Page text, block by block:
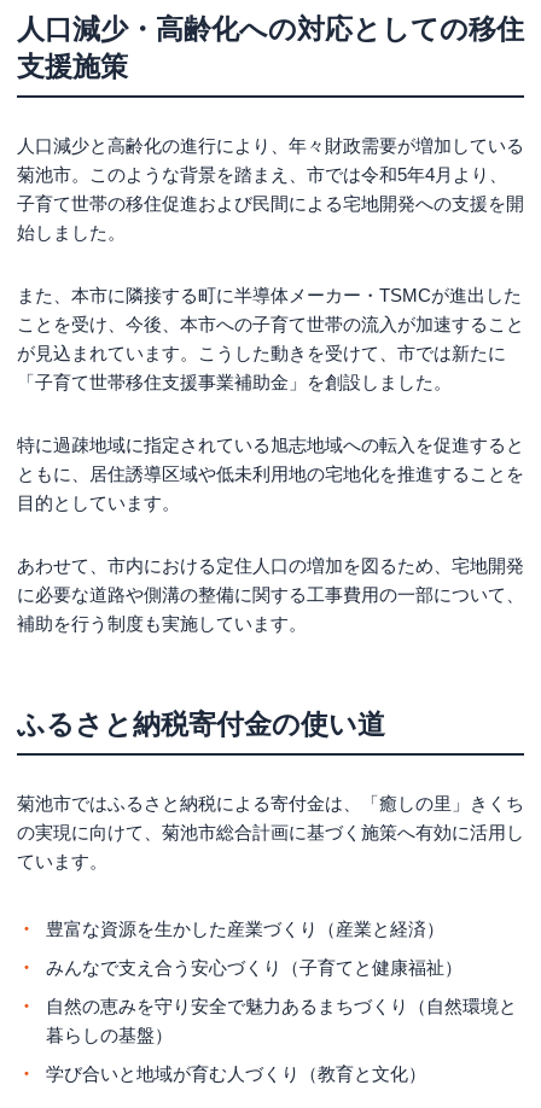
人口減少・高齢化への対応としての移住
支援施策
人口減少と高齢化の進行により、年々財政需要が増加している
菊池市。このような背景を踏まえ、市では令和5年4月より、
子育て世帯の移住促進および民間による宅地開発への支援を開
始しました。
また、本市に隣接する町に半導体メーカー・TSMCが進出した
ことを受け、今後、本市への子育て世帯の流入が加速すること
が見込まれています。こうした動きを受けて、市では新たに
「子育て世帯移住支援事業補助金」を創設しました。
特に過疎地域に指定されている旭志地域への転入を促進すると
ともに、居住誘導区域や低未利用地の宅地化を推進することを
目的としています。
あわせて、市内における定住人口の増加を図るため、宅地開発
に必要な道路や側溝の整備に関する工事費用の一部について、
補助を行う制度も実施しています。
ふるさと納税寄付金の使い道
菊池市ではふるさと納税による寄付金は、「癒しの里」きくち
の実現に向けて、菊池市総合計画に基づく施策へ有効に活用し
ています。
豊富な資源を生かした産業づくり（産業と経済）
みんなで支え合う安心づくり（子育てと健康福祉）
自然の恵みを守り安全で魅力あるまちづくり（自然環境と
暮らしの基盤）
学び合いと地域が育む人づくり（教育と文化）